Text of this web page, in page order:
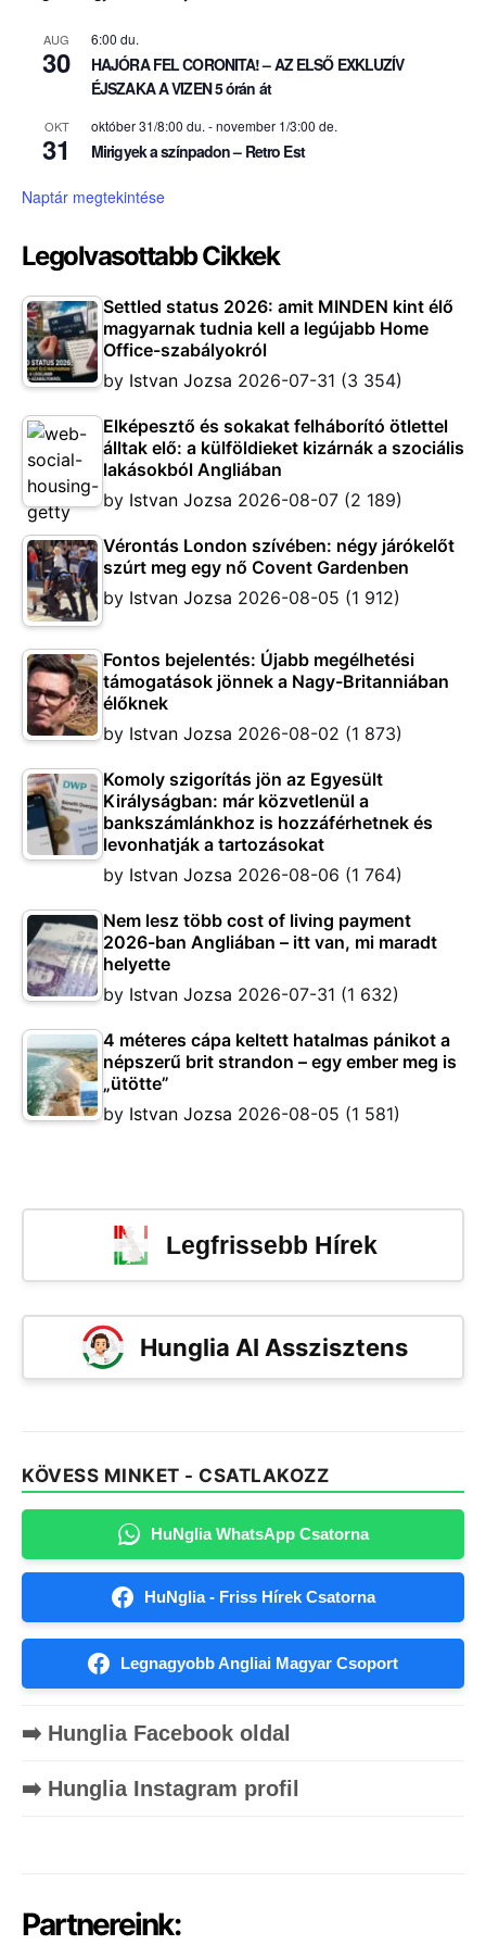
AUG
30
6:00 du.
HAJÓRA FEL CORONITA! – AZ ELSŐ EXKLUZÍV
ÉJSZAKA A VIZEN 5 órán át
OKT
31
október 31/8:00 du. -november 1/3:00 de.
Mirigyek a színpadon – Retro Est
Naptár megtekintése
Legolvasottabb Cikkek
Settled status 2026: amit MINDEN kint élő
magyarnak tudnia kell a legújabb Home
Office-szabályokról
by Istvan Jozsa 2026-07-31 (3 354)
Elképesztő és sokakat felháborító ötlettel
álltak elő: a külföldieket kizárnák a szociális
lakásokból Angliában
by Istvan Jozsa 2026-08-07 (2 189)
Vérontás London szívében: négy járókelőt
szúrt meg egy nő Covent Gardenben
by Istvan Jozsa 2026-08-05 (1 912)
Fontos bejelentés: Újabb megélhetési
támogatások jönnek a Nagy-Britanniában
élőknek
by Istvan Jozsa 2026-08-02 (1 873)
Komoly szigorítás jön az Egyesült
Királyságban: már közvetlenül a
bankszámlánkhoz is hozzáférhetnek és
levonhatják a tartozásokat
by Istvan Jozsa 2026-08-06 (1 764)
Nem lesz több cost of living payment
2026-ban Angliában – itt van, mi maradt
helyette
by Istvan Jozsa 2026-07-31 (1 632)
4 méteres cápa keltett hatalmas pánikot a
népszerű brit strandon – egy ember meg is
„ütötte”
by Istvan Jozsa 2026-08-05 (1 581)
Legfrissebb Hírek
Hunglia AI Asszisztens
KÖVESS MINKET - CSATLAKOZZ
HuNglia WhatsApp Csatorna
HuNglia - Friss Hírek Csatorna
Legnagyobb Angliai Magyar Csoport
➡️ Hunglia Facebook oldal
➡️ Hunglia Instagram profil
Partnereink: